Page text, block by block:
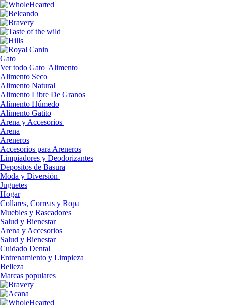
Gato
Ver todo Gato Alimento
Alimento Seco
Alimento Natural
Alimento Libre De Granos
Alimento Húmedo
Alimento Gatito
Arena y Accesorios
Arena
Areneros
Accesorios para Areneros
Limpiadores y Deodorizantes
Depositos de Basura
Moda y Diversión
Juguetes
Hogar
Collares, Correas y Ropa
Muebles y Rascadores
Salud y Bienestar
Arena y Accesorios
Salud y Bienestar
Cuidado Dental
Entrenamiento y Limpieza
Belleza
Marcas populares